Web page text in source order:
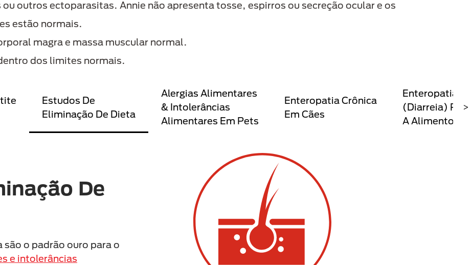
ou outros ectoparasitas. Annie não apresenta tosse, espirros ou secreção ocular e os
estão normais.
magra e massa muscular normal.
dos limites normais.
>
Estudos De
Eliminação De Dieta
Alergias Alimentares
& Intolerâncias
Alimentares Em Pets
Enteropatia Crônica
Em Cães
Enteropatia
(diarreia)
A Alimentos
De
o padrão ouro para o
e intolerâncias